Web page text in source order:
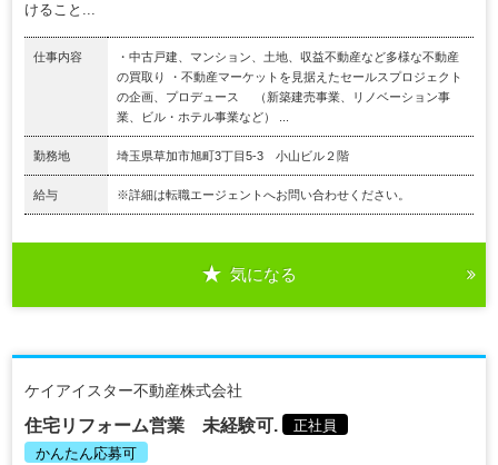
けること...
仕事内容
・中古戸建、マンション、土地、収益不動産など多様な不動産
の買取り ・不動産マーケットを見据えたセールスプロジェクト
の企画、プロデュース （新築建売事業、リノベーション事
業、ビル・ホテル事業など） ...
勤務地 埼玉県草加市旭町3丁目5-3 小山ビル２階
給与 ※詳細は転職エージェントへお問い合わせください。
気になる
ケイアイスター不動産株式会社
住宅リフォーム営業 未経験可.
正社員
かんたん応募可